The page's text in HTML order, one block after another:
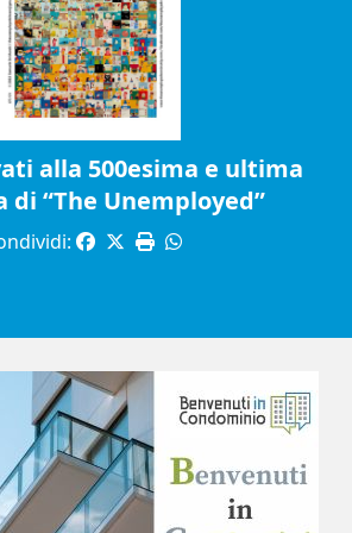
alla 500esima e ultima
“The Unemployed”